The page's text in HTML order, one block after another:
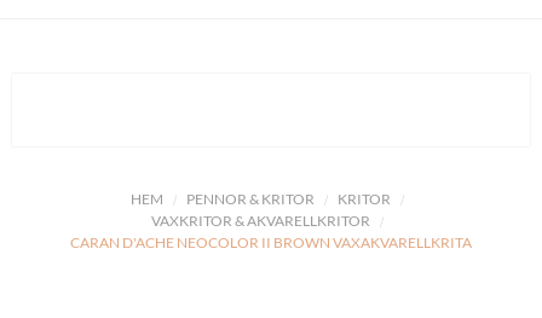
HEM PENNOR & KRITOR
KRITOR
VAXKRITOR & AKVARELLKRITOR
CARAN D'ACHE NEOCOLOR II BROWN VAXAKVARELLKRITA